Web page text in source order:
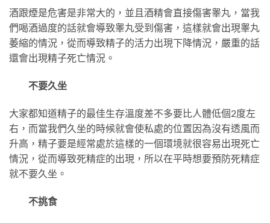
酒跟煙是危害是非常大的，並且酒精會直接傷害睾丸，當我
們喝酒過度的話就會導致睾丸受到傷害，這樣就會出現睾丸
萎縮的情況，從而導致精子的活力出現下降情況，嚴重的話
還會出現精子死亡情況。
不要久坐
大家都知道精子的最佳生存溫度差不多要比人體低個2度左
右，而當我們久坐的時候就會使私處的位置因為沒有透風而
升高，精子要是經常處於這樣的一個環境就很容易出現死亡
情況，從而導致死精症的出現，所以在平時想要預防死精症
就不要久坐。
不挑食